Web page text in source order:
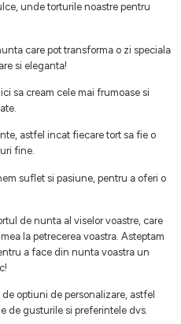
unde torturile noastre pentru
care pot transforma o zi speciala
si eleganta!
sa cream cele mai frumoase si
astfel incat fiecare tort sa fie o
fine.
suflet si pasiune, pentru a oferi o
de nunta al viselor voastre, care
la petrecerea voastra. Asteptam
a face din nunta voastra un
optiuni de personalizare, astfel
de gusturile si preferintele dvs.